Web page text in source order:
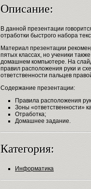
Описание:
В данной презентации
отработки быстрого набора
Материал презентации
пятых классах, но ученики
домашнем компьютере. На
правил расположения руки и
ответственности пальцев
Содержание презентации:
Правила расположения
Зоны «ответственности»
Отработка;
Домашнее задание.
Категория:
Информатика